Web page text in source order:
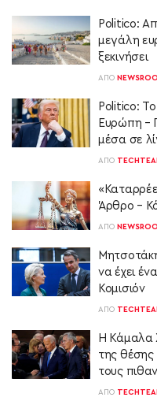
Politico:
μεγάλη
ξεκινήσει
ΑΠΌ
Politico:
Ευρώπη –
μέσα σε
ΑΠΌ
Άρθρο –
ΑΠΌ
να έχει
Κομισιόν
ΑΠΌ
Η Κάμαλα
της θέσης
τους
ΑΠΌ